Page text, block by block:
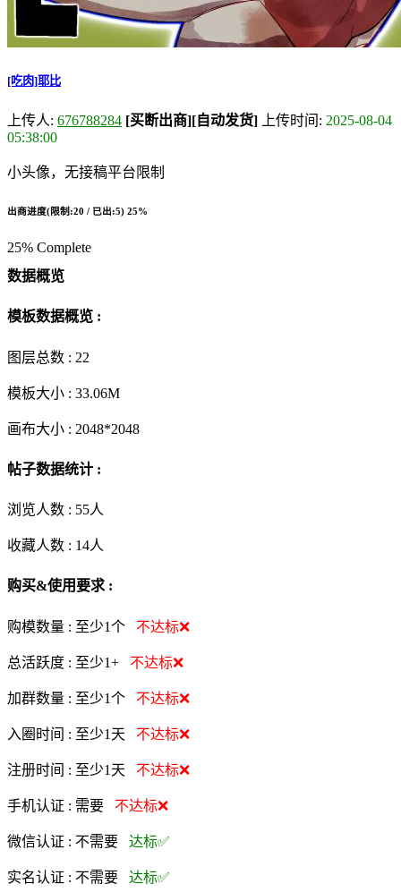
[吃肉]耶比
上传人: 676788284 [买断出商][自动发货] 上传时间: 2025-08-04
05:38:00
小头像，无接稿平台限制
出商进度(限制:20 / 已出:5) 25%
25% Complete
数据概览
模板数据概览 :
图层总数 : 22
模板大小 : 33.06M
画布大小 : 2048*2048
帖子数据统计 :
浏览人数 : 55人
收藏人数 : 14人
购买&使用要求 :
购模数量 : 至少1个 不达标❌
总活跃度 : 至少1+ 不达标❌
加群数量 : 至少1个 不达标❌
入圈时间 : 至少1天 不达标❌
注册时间 : 至少1天 不达标❌
手机认证 : 需要 不达标❌
微信认证 : 不需要 达标✅
实名认证 : 不需要 达标✅